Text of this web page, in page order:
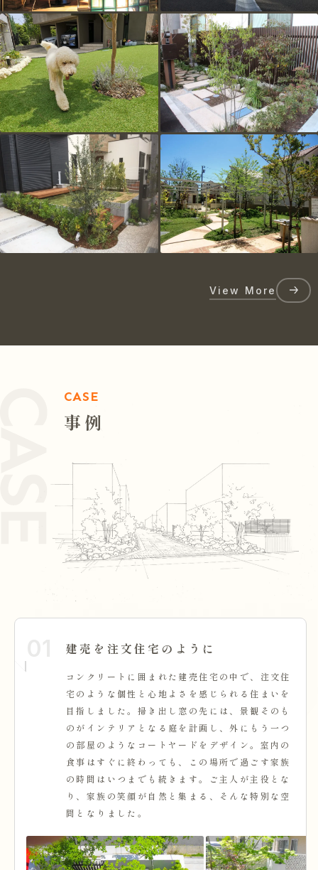
View More
CASE
事例
建売を注文住宅のように
コンクリートに囲まれた建売住宅の中で、注文住
宅のような個性と心地よさを感じられる住まいを
目指しました。掃き出し窓の先には、景観そのも
のがインテリアとなる庭を計画し、外にもう一つ
の部屋のようなコートヤードをデザイン。室内の
食事はすぐに終わっても、この場所で過ごす家族
の時間はいつまでも続きます。ご主人が主役とな
り、家族の笑顔が自然と集まる、そんな特別な空
間となりました。